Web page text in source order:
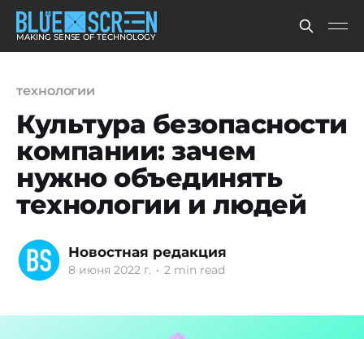
MAKING SENSE OF TECHNOLOGY
технологии
Культура безопасности
компании: зачем
нужно объединять
технологии и людей
Новостная редакция
8 июня 2022 г. • 2 min read